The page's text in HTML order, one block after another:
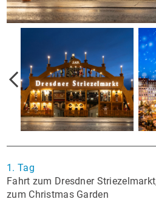
1. Tag
Fahrt zum Dresdner
zum Christmas Garden